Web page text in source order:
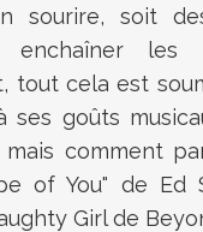
sourire, soit
enchaîner les
tout cela est
ses goûts
comment
of You" de Ed
Girl de